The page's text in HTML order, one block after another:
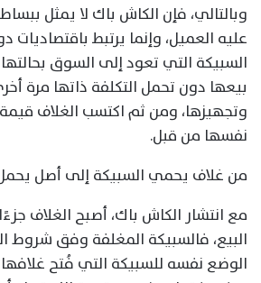
وبالتالي، فإن الكاش باك لا يمثل
عليه العميل، وإنما يرتبط باقتصاديات
السبيكة التي تعود إلى السوق
بيعها دون تحمل التكلفة ذاتها مرة
وتجهيزها، ومن ثم اكتسب الغلاف قيمة
نفسها من قبل.
من غلاف يحمي السبيكة إلى أصل
مع انتشار الكاش باك، أصبح الغلاف
البيع، فالسبيكة المغلفة وفق
الوضع نفسه للسبيكة التي فُتح